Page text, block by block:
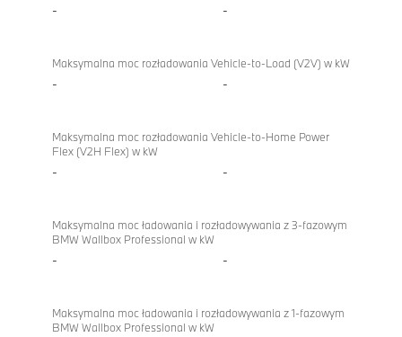
- -
Maksymalna moc rozładowania Vehicle-to-Load (V2V) w kW
- -
Maksymalna moc rozładowania Vehicle-to-Home Power
Flex (V2H Flex) w kW
- -
Maksymalna moc ładowania i rozładowywania z 3-fazowym
BMW Wallbox Professional w kW
- -
Maksymalna moc ładowania i rozładowywania z 1-fazowym
BMW Wallbox Professional w kW